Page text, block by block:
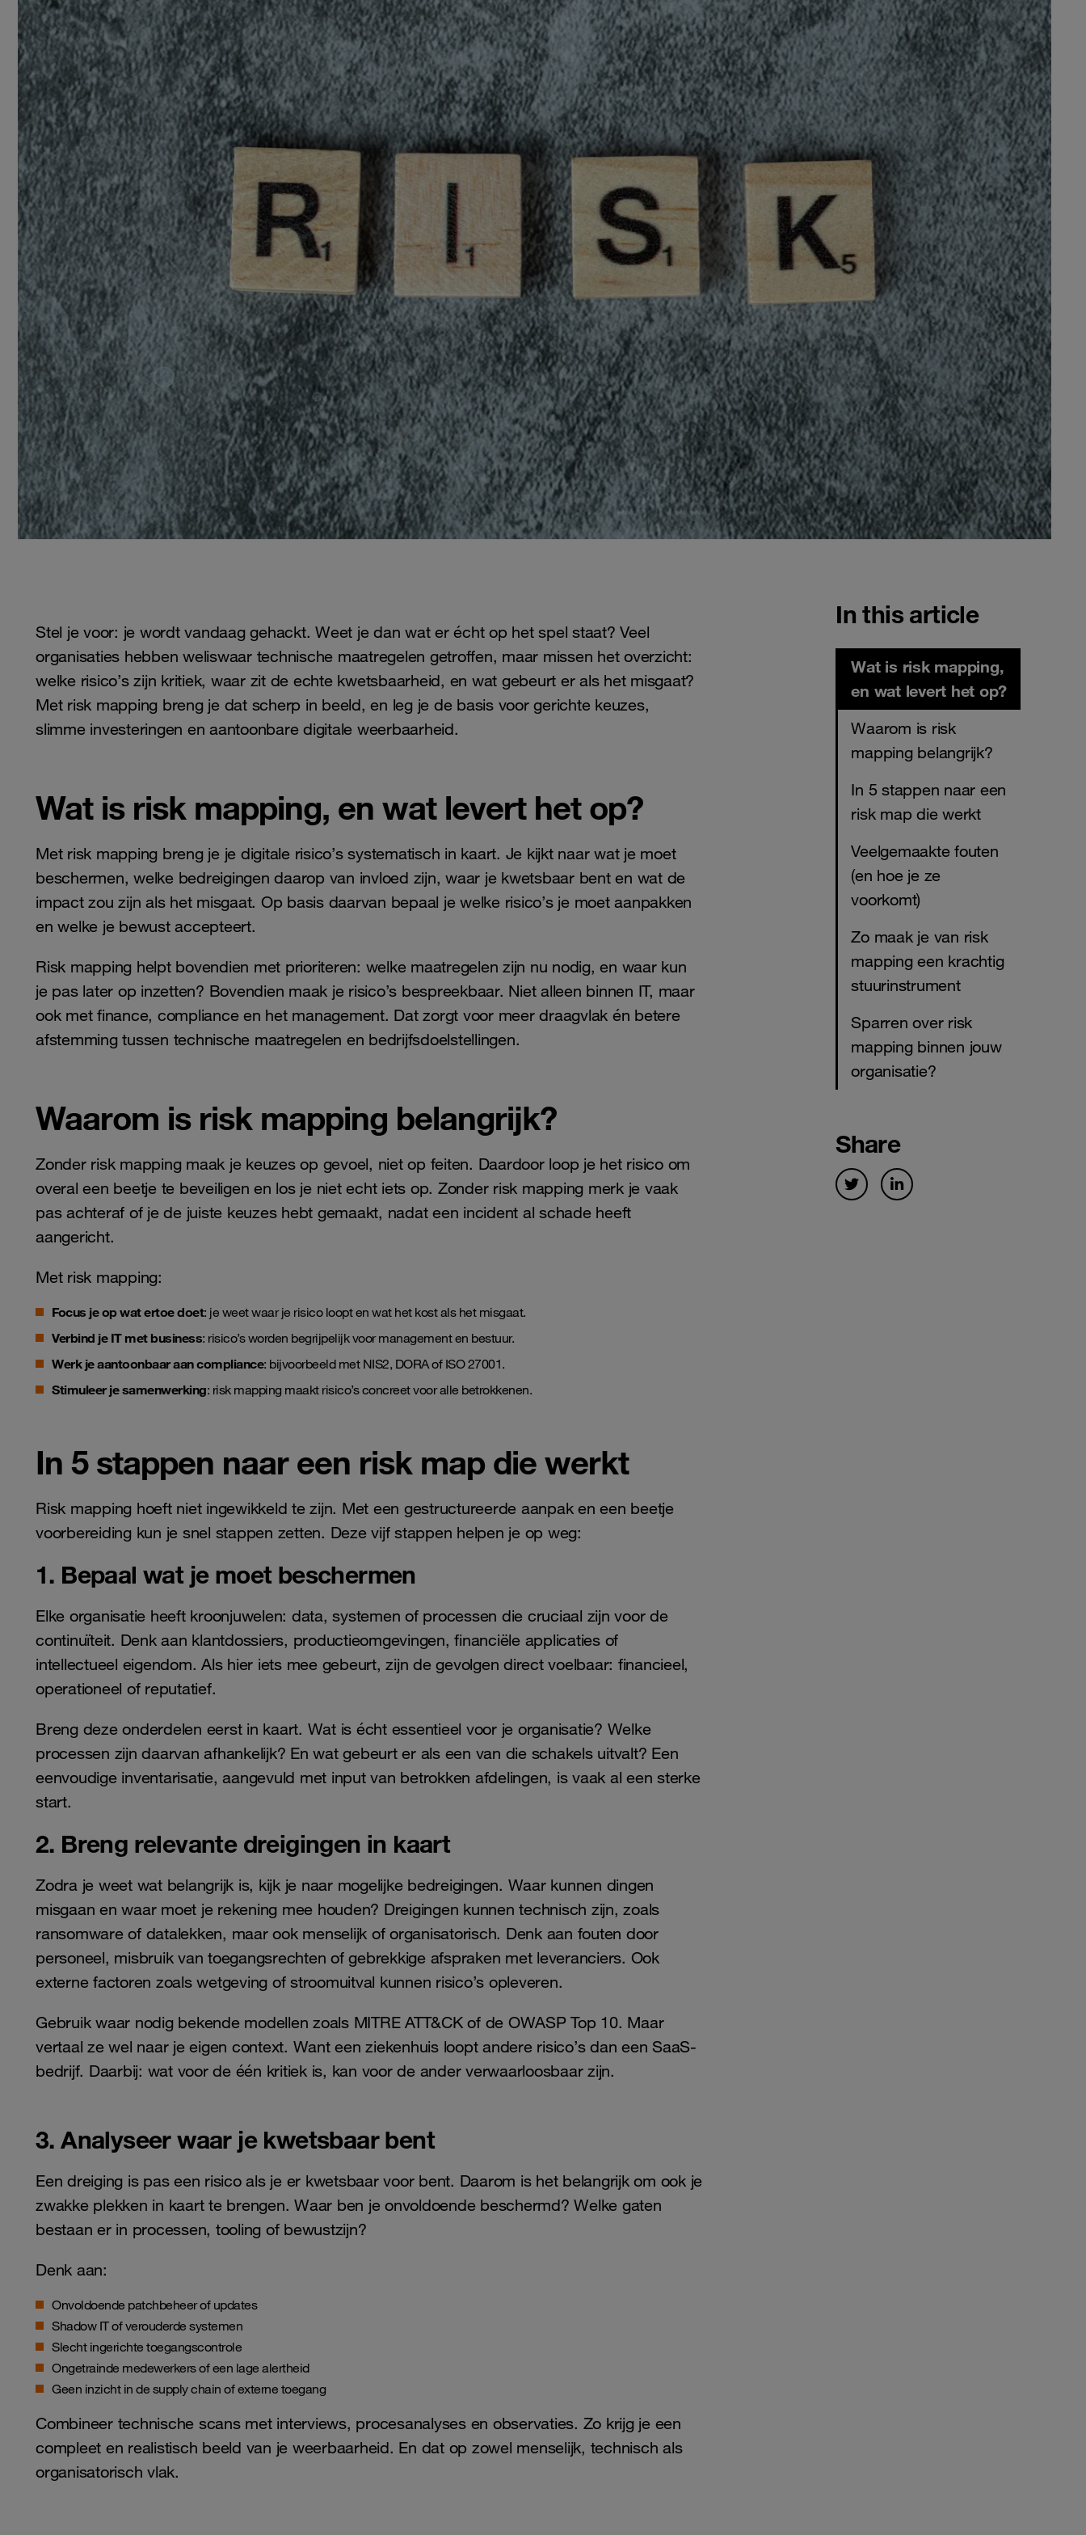
Stel je voor: je wordt vandaag gehackt. Weet je dan wat er écht op het spel staat? Veel
organisaties hebben weliswaar technische maatregelen getroffen, maar missen het overzicht:
welke risico’s zijn kritiek, waar zit de echte kwetsbaarheid, en wat gebeurt er als het misgaat?
Met risk mapping breng je dat scherp in beeld, en leg je de basis voor gerichte keuzes,
slimme investeringen en aantoonbare digitale weerbaarheid.
Wat is risk mapping, en wat levert het op?
Met risk mapping breng je je digitale risico’s systematisch in kaart. Je kijkt naar wat je moet
beschermen, welke bedreigingen daarop van invloed zijn, waar je kwetsbaar bent en wat de
impact zou zijn als het misgaat. Op basis daarvan bepaal je welke risico’s je moet aanpakken
en welke je bewust accepteert.
Risk mapping helpt bovendien met prioriteren: welke maatregelen zijn nu nodig, en waar kun
je pas later op inzetten? Bovendien maak je risico’s bespreekbaar. Niet alleen binnen IT, maar
ook met finance, compliance en het management. Dat zorgt voor meer draagvlak én betere
afstemming tussen technische maatregelen en bedrijfsdoelstellingen.
Waarom is risk mapping belangrijk?
Zonder risk mapping maak je keuzes op gevoel, niet op feiten. Daardoor loop je het risico om
overal een beetje te beveiligen en los je niet echt iets op. Zonder risk mapping merk je vaak
pas achteraf of je de juiste keuzes hebt gemaakt, nadat een incident al schade heeft
aangericht.
Met risk mapping:
Focus je op wat ertoe doet: je weet waar je risico loopt en wat het kost als het misgaat.
Verbind je IT met business: risico’s worden begrijpelijk voor management en bestuur.
Werk je aantoonbaar aan compliance: bijvoorbeeld met NIS2, DORA of ISO 27001.
Stimuleer je samenwerking: risk mapping maakt risico’s concreet voor alle betrokkenen.
In 5 stappen naar een risk map die werkt
Risk mapping hoeft niet ingewikkeld te zijn. Met een gestructureerde aanpak en een beetje
voorbereiding kun je snel stappen zetten. Deze vijf stappen helpen je op weg:
1. Bepaal wat je moet beschermen
Elke organisatie heeft kroonjuwelen: data, systemen of processen die cruciaal zijn voor de
continuïteit. Denk aan klantdossiers, productieomgevingen, financiële applicaties of
intellectueel eigendom. Als hier iets mee gebeurt, zijn de gevolgen direct voelbaar: financieel,
operationeel of reputatief.
Breng deze onderdelen eerst in kaart. Wat is écht essentieel voor je organisatie? Welke
processen zijn daarvan afhankelijk? En wat gebeurt er als een van die schakels uitvalt? Een
eenvoudige inventarisatie, aangevuld met input van betrokken afdelingen, is vaak al een sterke
start.
2. Breng relevante dreigingen in kaart
Zodra je weet wat belangrijk is, kijk je naar mogelijke bedreigingen. Waar kunnen dingen
misgaan en waar moet je rekening mee houden? Dreigingen kunnen technisch zijn, zoals
ransomware of datalekken, maar ook menselijk of organisatorisch. Denk aan fouten door
personeel, misbruik van toegangsrechten of gebrekkige afspraken met leveranciers. Ook
externe factoren zoals wetgeving of stroomuitval kunnen risico’s opleveren.
Gebruik waar nodig bekende modellen zoals MITRE ATT&CK of de OWASP Top 10. Maar
vertaal ze wel naar je eigen context. Want een ziekenhuis loopt andere risico’s dan een SaaS-
bedrijf. Daarbij: wat voor de één kritiek is, kan voor de ander verwaarloosbaar zijn.
3. Analyseer waar je kwetsbaar bent
Een dreiging is pas een risico als je er kwetsbaar voor bent. Daarom is het belangrijk om ook je
zwakke plekken in kaart te brengen. Waar ben je onvoldoende beschermd? Welke gaten
bestaan er in processen, tooling of bewustzijn?
Denk aan:
Onvoldoende patchbeheer of updates
Shadow IT of verouderde systemen
Slecht ingerichte toegangscontrole
Ongetrainde medewerkers of een lage alertheid
Geen inzicht in de supply chain of externe toegang
Combineer technische scans met interviews, procesanalyses en observaties. Zo krijg je een
compleet en realistisch beeld van je weerbaarheid. En dat op zowel menselijk, technisch als
organisatorisch vlak.
In this article
Wat is risk mapping,
en wat levert het op?
Waarom is risk
mapping belangrijk?
In 5 stappen naar een
risk map die werkt
Veelgemaakte fouten
(en hoe je ze
voorkomt)
Zo maak je van risk
mapping een krachtig
stuurinstrument
Sparren over risk
mapping binnen jouw
organisatie?
Share